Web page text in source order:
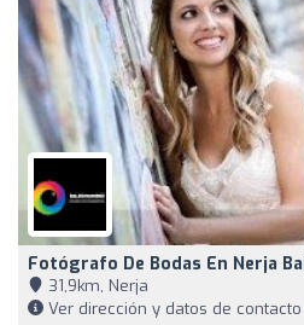
Fotógrafo De Bodas En Nerja
31,9km, Nerja
Ver dirección y datos de contacto